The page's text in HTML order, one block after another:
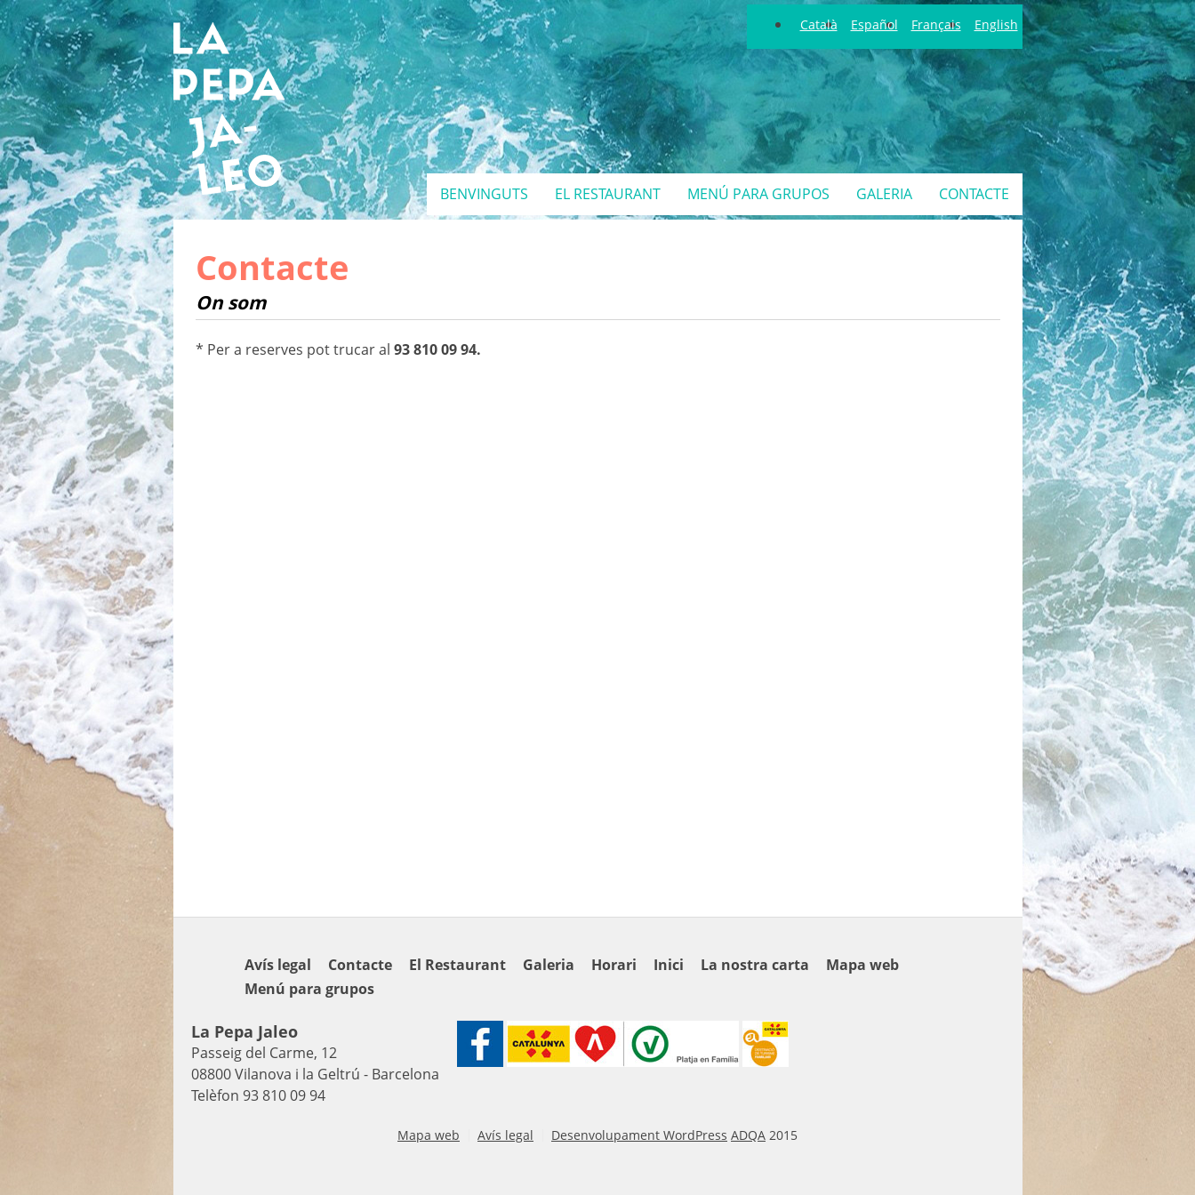
English
Français
Español
Català
BENVINGUTS EL RESTAURANT MENÚ PARA GRUPOS GALERIA CONTACTE
Contacte
On som
* Per a reserves pot trucar al 93 810 09 94.
Avís legal Contacte El Restaurant Galeria Horari Inici La nostra carta
Mapa web
Menú para grupos
La Pepa Jaleo
Passeig del Carme, 12
08800 Vilanova i la Geltrú - Barcelona
Telèfon 93 810 09 94
Mapa web Avís legal Desenvolupament WordPress ADQA 2015